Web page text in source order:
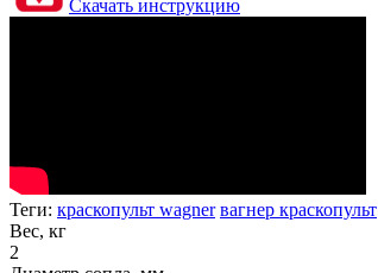
Скачать инструкцию
Теги: краскопульт wagner вагнер краскопульт
Вес, кг
2